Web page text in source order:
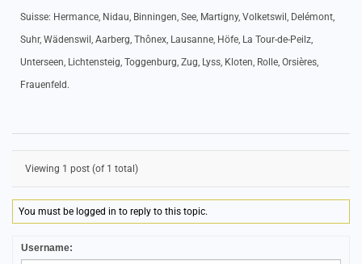
Suisse: Hermance, Nidau, Binningen, See, Martigny, Volketswil, Delémont,
Suhr, Wädenswil, Aarberg, Thônex, Lausanne, Höfe, La Tour-de-Peilz,
Unterseen, Lichtensteig, Toggenburg, Zug, Lyss, Kloten, Rolle, Orsières,
Frauenfeld.
Viewing 1 post (of 1 total)
You must be logged in to reply to this topic.
Username: